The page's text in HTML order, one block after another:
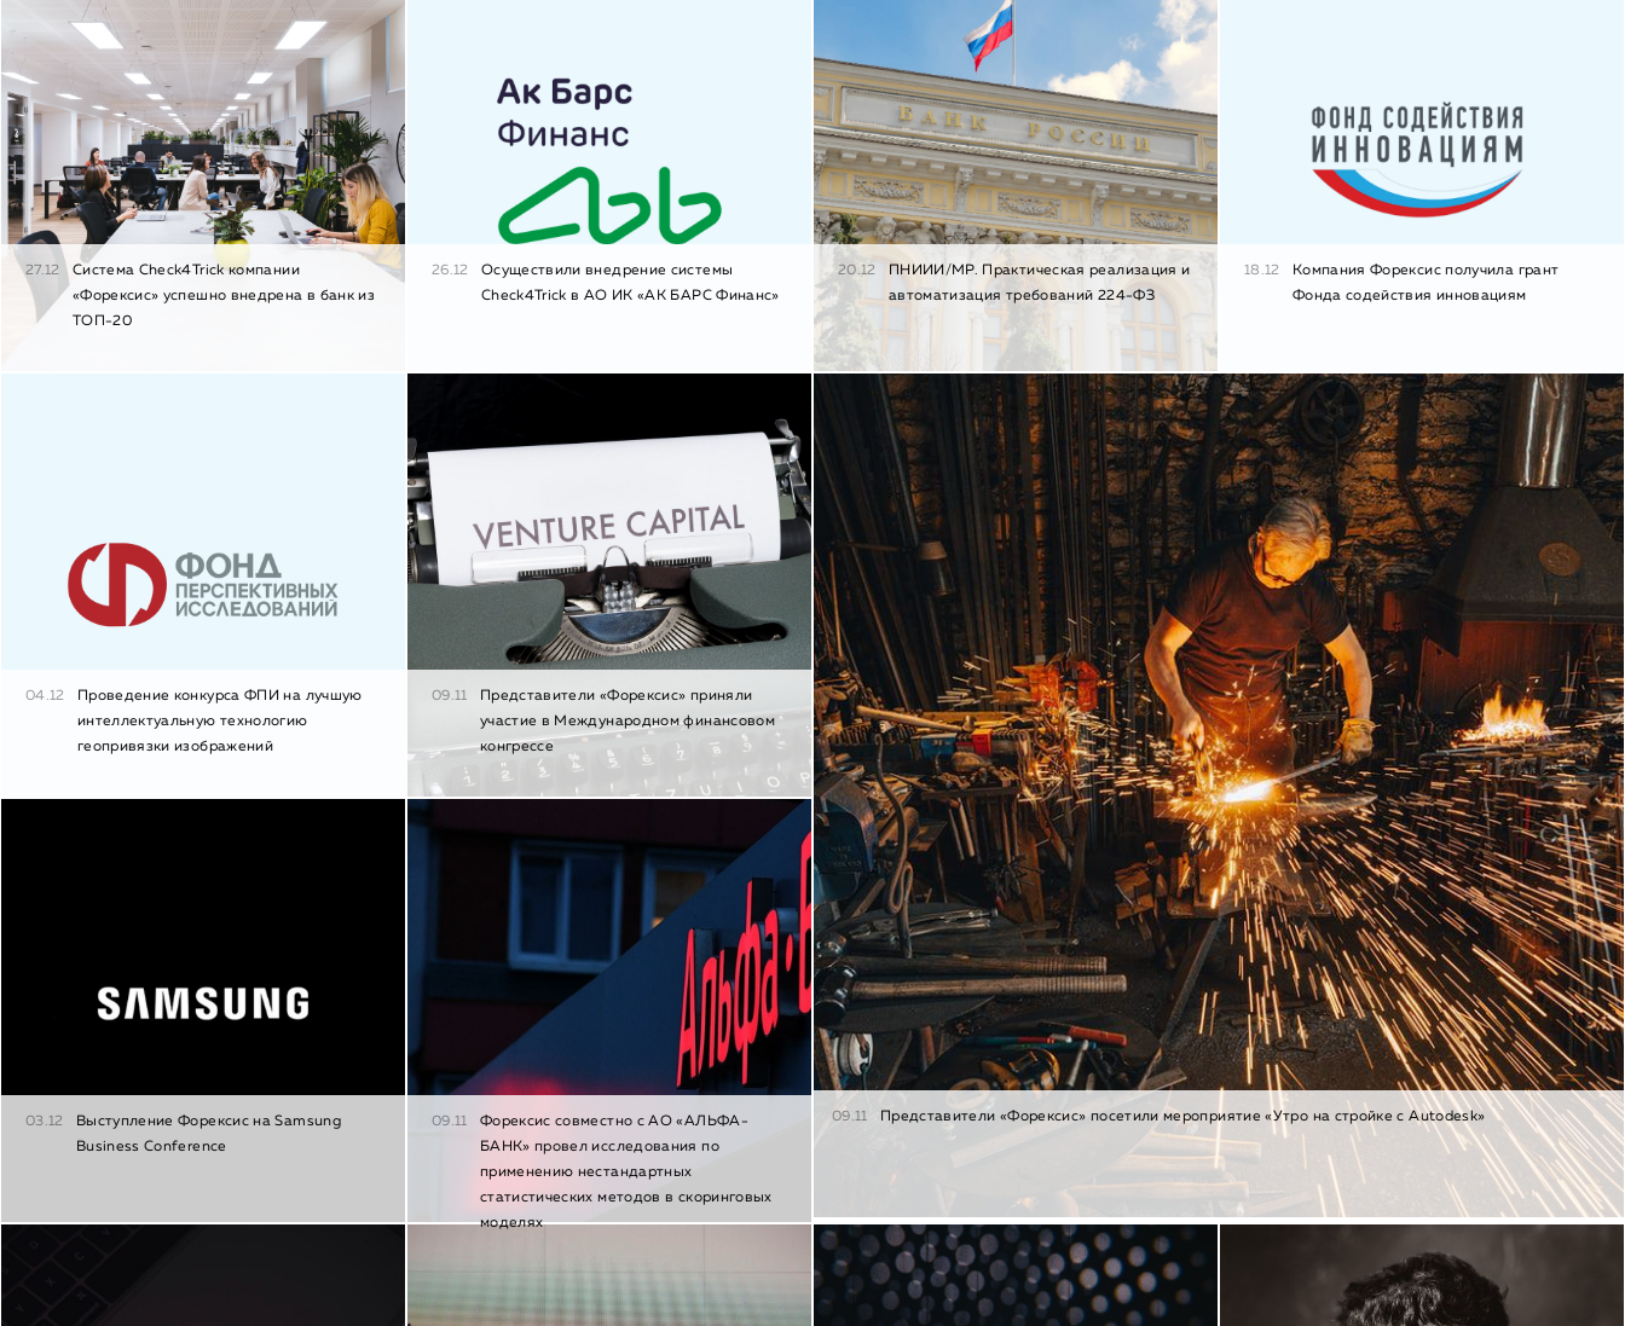
27.12
Система Check4Trick компании
«Форексис» успешно внедрена в банк из
ТОП-20
26.12
Осуществили внедрение системы
Check4Trick в АО ИК «АК БАРС Финанс»
20.12
ПНИИИ/МР. Практическая реализация и
автоматизация требований 224-ФЗ
18.12
Компания Форексис получила грант
Фонда содействия инновациям
04.12
Проведение конкурса ФПИ на лучшую
интеллектуальную технологию
геопривязки изображений
03.12
Выступление Форексис на Samsung
Business Conference
09.11
Представители «Форексис» приняли
участие в Международном финансовом
конгрессе
09.11
Форексис совместно с АО «АЛЬФА-
БАНК» провел исследования по
применению нестандартных
статистических методов в скоринговых
моделях
09.11 Представители «Форексис» посетили мероприятие «Утро на стройке с Autodesk»